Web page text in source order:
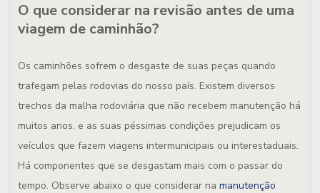
O que considerar na revisão antes de uma
viagem de caminhão?
Os caminhões sofrem o desgaste de suas peças quando
trafegam pelas rodovias do nosso país. Existem diversos
trechos da malha rodoviária que não recebem manutenção há
muitos anos, e as suas péssimas condições prejudicam os
veículos que fazem viagens intermunicipais ou interestaduais.
Há componentes que se desgastam mais com o passar do
tempo. Observe abaixo o que considerar na manutenção